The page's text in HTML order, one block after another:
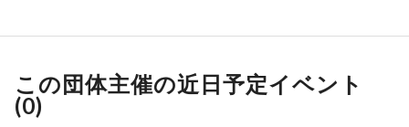
この団体主催の近日予定イベント
(0)